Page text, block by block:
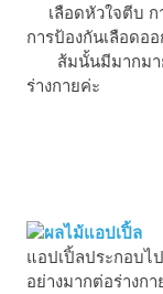
เลือดหัวใจตีบ ก
การป้องกันเลือดอ
ส้มนั้นมีมากมาย
ร่างกายค่ะ
แอปเปิ้ลประกอบ
อย่างมากต่อร่างก